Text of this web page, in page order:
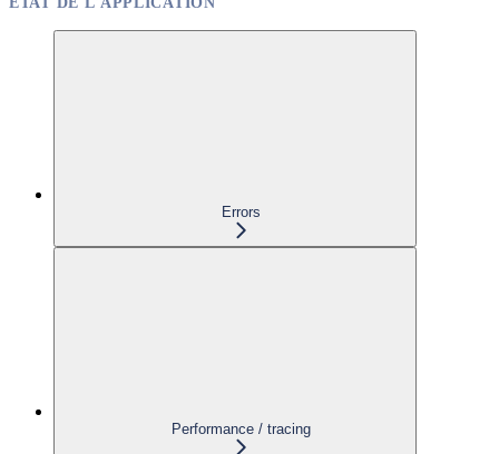
Errors
Performance / tracing